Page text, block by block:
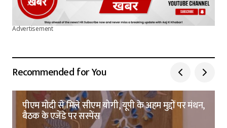
Advertisement
Recommended for You
पीएम मोदी से मिले सीएम योगी, यूपी के अहम मुद्दों पर मंथन,
बैठक के एजेंडे पर सस्पेंस